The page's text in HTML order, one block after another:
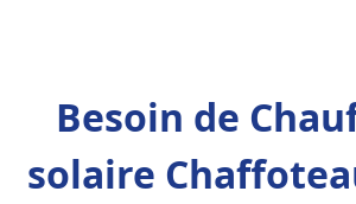
Besoin de
solaire